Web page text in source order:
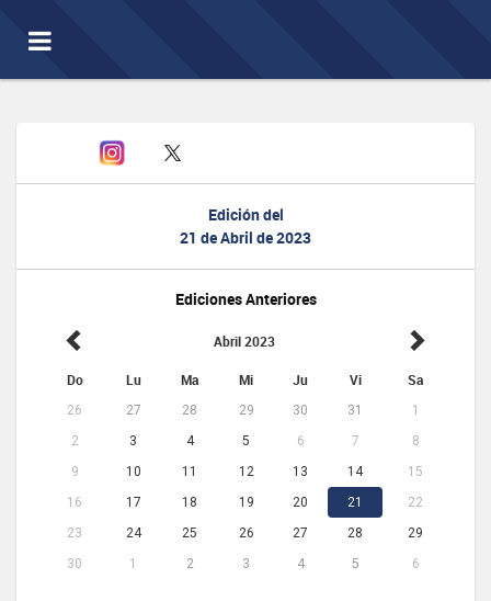
Toggle
navigation
Edición del
21 de Abril de 2023
Ediciones Anteriores
Abril 2023
Do Lu Ma Mi Ju Vi Sa
26 27 28 29 30 31
1
2
3 4 5 6 7
8
9
10 11 12 13 14
15
16
17 18 19 20 21
22
23
24 25 26 27 28
29
30
1 2 3 4 5 6